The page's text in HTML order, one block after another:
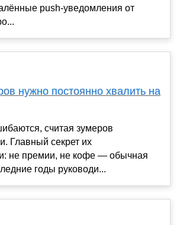
push-уведомления от
нужно постоянно хвалить на
считая зумеров
Главный секрет их
не премии, не кофе — обычная
годы руководи...